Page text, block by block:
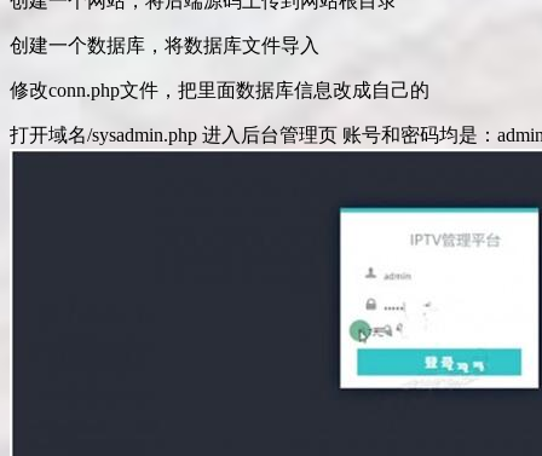
创建一个数据库，将数据库文件导入
修改conn.php文件，把里面数据库信息改成自己的
打开域名/sysadmin.php 进入后台管理页 账号和密码均是：